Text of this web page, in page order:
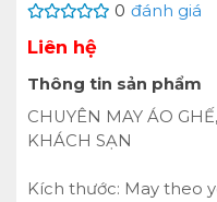
0 đánh giá
Liên hệ
Thông tin sản phẩm
CHUYÊN MAY ÁO
KHÁCH SẠN
Kích thước: May theo